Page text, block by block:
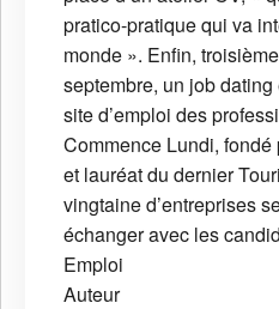
pratico-pratique qui va
monde ». Enfin,
septembre, un job
site d’emploi des
Commence Lundi,
et lauréat du dernier
vingtaine d’entreprises
échanger avec les
Emploi
Auteur